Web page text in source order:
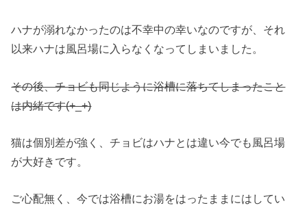
ハナが溺れなかったのは不幸中の幸いなのですが、それ
以来ハナは風呂場に入らなくなってしまいました。
その後、チョビも同じように浴槽に落ちてしまったこと
は内緒です(+_+)
猫は個別差が強く、チョビはハナとは違い今でも風呂場
が大好きです。
ご心配無く、今では浴槽にお湯をはったままにはしてい